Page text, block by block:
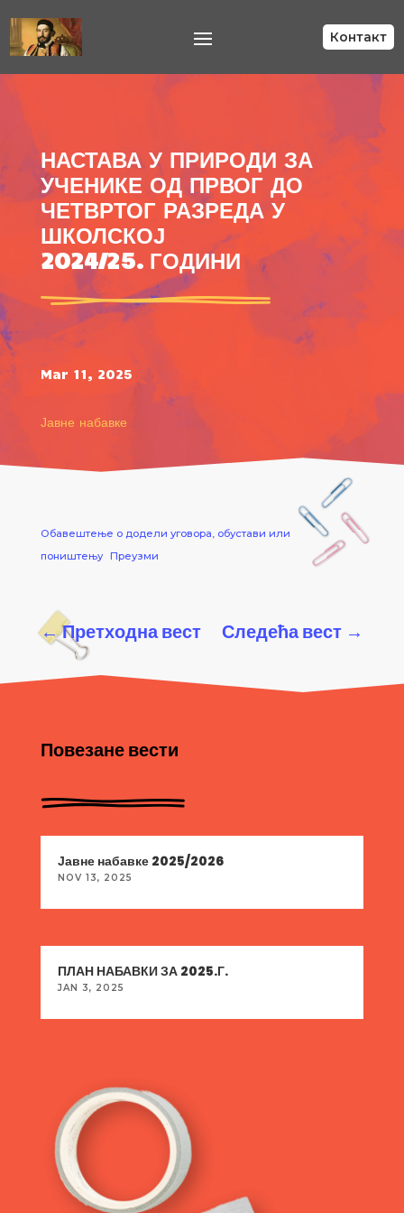
Контакт
НАСТАВА У ПРИРОДИ ЗА
УЧЕНИКЕ ОД ПРВОГ ДО
ЧЕТВРТОГ РАЗРЕДА У
ШКОЛСКОЈ
2024/25. ГОДИНИ
Mar 11, 2025
Јавне набавке
Обавештење о додели уговора, обустави или
поништењу
Преузми
←Претходна вест Следећа вест →
Повезане вести
Јавне набавке 2025/2026
NOV 13, 2025
ПЛАН НАБАВКИ ЗА 2025.Г.
JAN 3, 2025